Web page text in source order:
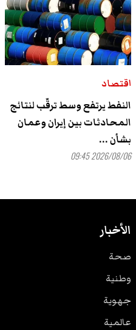
اقتصاد
النفط يرتفع وسط ترقّب لنتائج
المحادثات بين إيران وعمان
بشأن ...
2026/08/06 09:45
الأخبار
صحة
وطنية
جهوية
عالمية